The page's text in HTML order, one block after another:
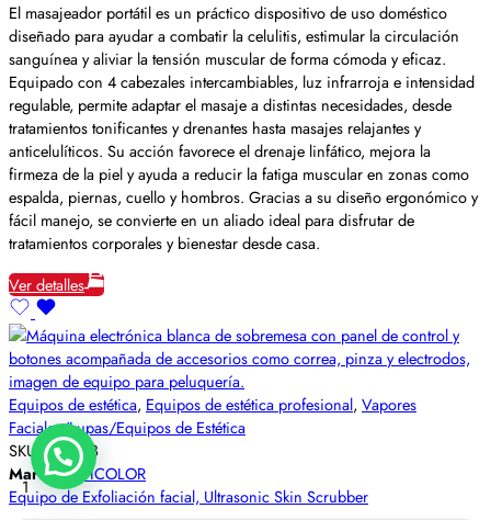
El masajeador portátil es un práctico dispositivo de uso doméstico
diseñado para ayudar a combatir la celulitis, estimular la circulación
sanguínea y aliviar la tensión muscular de forma cómoda y eficaz.
Equipado con 4 cabezales intercambiables, luz infrarroja e intensidad
regulable, permite adaptar el masaje a distintas necesidades, desde
tratamientos tonificantes y drenantes hasta masajes relajantes y
anticelulíticos. Su acción favorece el drenaje linfático, mejora la
firmeza de la piel y ayuda a reducir la fatiga muscular en zonas como
espalda, piernas, cuello y hombros. Gracias a su diseño ergonómico y
fácil manejo, se convierte en un aliado ideal para disfrutar de
tratamientos corporales y bienestar desde casa.
Ver detalles
Equipos de estética, Equipos de estética profesional, Vapores
Faciales/Lupas/Equipos de Estética
SKU:50F808
Marca:BETICOLOR
Equipo de Exfoliación facial, Ultrasonic Skin Scrubber
1